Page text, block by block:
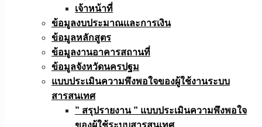
เจ้าหน้าที่
ข้อมูลงบประมาณเเละการเงิน
ข้อมูลหลักสูตร
ข้อมูลงานอาคารสถานที่
ข้อมูลจังหวัดนครปฐม
แบบประเมินความพึงพอใจของผู้ใช้งานระบบ
สารสนเทศ
” สรุปรายงาน ” แบบประเมินความพึงพอใจ
ของผู้ใช้ระบบสารสนเทศ